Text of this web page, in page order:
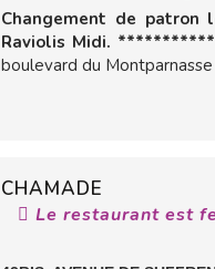
Changement de patron
Raviolis Midi.
boulevard du Montparnasse
CHAMADE
Le restaurant est